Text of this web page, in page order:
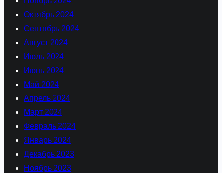
Октябрь 2024
Сентябрь 2024
Август 2024
Июль 2024
Июнь 2024
Май 2024
Апрель 2024
Март 2024
Февраль 2024
Январь 2024
Декабрь 2023
Ноябрь 2023